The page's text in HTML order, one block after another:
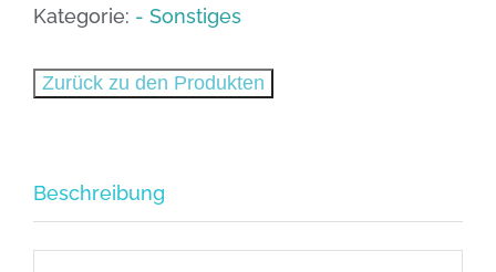
4K
-
Kategorie: - Sonstiges
Zurück zu den Produkten
Beschreibung